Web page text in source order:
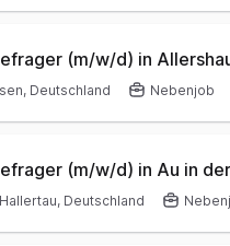
(m/w/d) in
Deutschland Nebenjob
(m/w/d) in Au in
Deutschland